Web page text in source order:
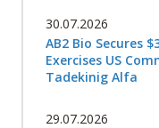
30.07.2026
AB2 Bio Secures
Exercises US
Tadekinig Alfa
29.07.2026